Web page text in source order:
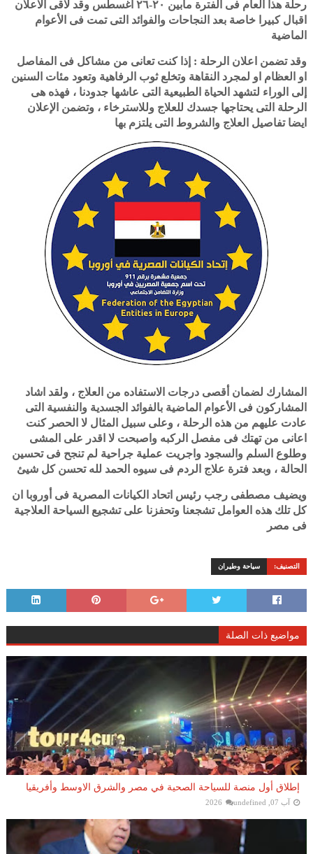
رحلة هذا العام فى الفترة مابين ٢٠-٢٦ أغسطس وقد لاقى الاعلان
اقبال كبيرا خاصة بعد النجاحات والفوائد التى تمت فى الأعوام
الماضية
وقد تضمن اعلان الرحلة : إذا كنت تعانى من مشاكل فى المفاصل
او العظام او لمجرد النقاهة وتخلع ثوب الرفاهية وتعود مئات السنين
إلى الوراء لتشهد الحياة الطبيعية التى عاشها جدودنا ، فهذه هى
الرحلة التى يحتاجها جسدك للعلاج وللاسترخاء ، وتضمن الإعلان
ايضا تفاصيل العلاج والشروط التى يلتزم بها
المشارك لضمان أقصى درجات الاستفاده من العلاج ، ولقد اشاد
المشاركون فى الأعوام الماضية بالفوائد الجسدية والنفسية التى
عادت عليهم من هذه الرحلة ، وعلى سبيل المثال لا الحصر كنت
اعانى من تهتك فى مفصل الركبه واصبحت لا اقدر على المشى
وطلوع السلم والسجود واجريت عملية جراحية لم تنجح فى تحسين
الحالة ، وبعد فترة علاج الردم فى سيوه الحمد لله تحسن كل شيئ
ويضيف مصطفى رجب رئيس اتحاد الكيانات المصرية فى أوروبا ان
كل تلك هذه العوامل تشجعنا وتحفزنا على تشجيع السياحة العلاجية
فى مصر
التصنيف: سياحة وطيران
مواضيع ذات الصلة
إطلاق أول منصة للسياحة الصحية في مصر والشرق الاوسط وأفريقيا
آب 07, 2026 undefined